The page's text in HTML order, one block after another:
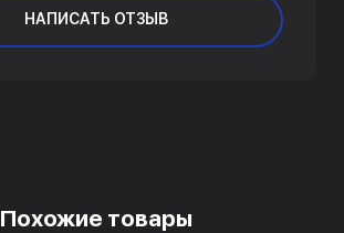
НАПИСАТЬ ОТЗЫВ
Похожие товары